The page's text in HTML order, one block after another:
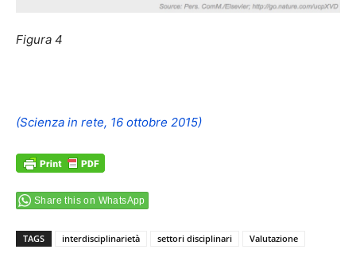
Figura 4
(Scienza in rete, 16 ottobre 2015)
Share this on WhatsApp
TAGS interdisciplinarietà settori disciplinari Valutazione